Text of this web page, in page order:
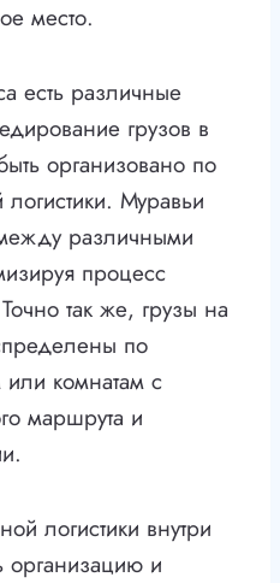
место.
есть различные
грузов в
организовано по
Муравьи
различными
процесс
так же, грузы на
по
или комнатам с
маршрута и
логистики внутри
организацию и